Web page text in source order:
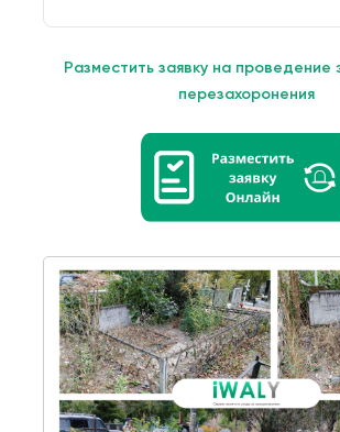
Разместить заявку на проведение
перезахоронения